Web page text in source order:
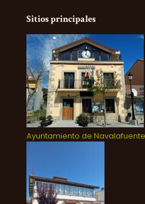
Sitios principales
Ayuntamiento de Navalafuente